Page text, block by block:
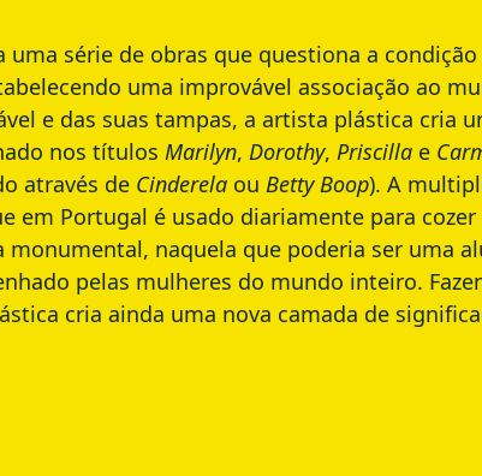
uma série de obras que questiona a
uma improvável associação ao
e das suas tampas, a artista plástica cria
nos títulos Marilyn, Dorothy, Priscilla e
através de Cinderelaou Betty Boop). A
em Portugal é usado diariamente para
monumental, naquela que poderia ser uma
pelas mulheres do mundo inteiro.
cria ainda uma nova camada de